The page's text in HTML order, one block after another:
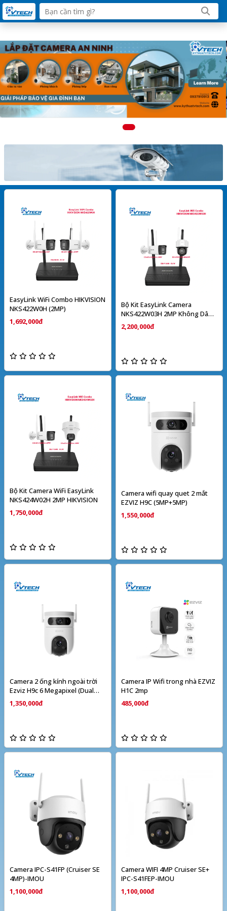
EasyLink WiFi Combo HIKVISION
NKS422W0H (2MP)
1,692,000đ
Bộ Kit EasyLink Camera
NKS422W03H 2MP Không Dây
HIKVISION
2,200,000đ
Bộ Kit Camera WiFi EasyLink
NKS424W02H 2MP HIKVISION
1,750,000đ
Camera wifi quay quet 2 mắt
EZVIZ H9C (5MP+5MP)
1,550,000đ
Camera 2 ống kính ngoài trời
Ezviz H9c 6 Megapixel (Dual
camera)
1,350,000đ
Camera IP Wifi trong nhà EZVIZ
H1C 2mp
485,000đ
Camera IPC-S41FP (Cruiser SE
4MP)-IMOU
1,100,000đ
Camera WIFI 4MP Cruiser SE+
IPC-S41FEP-IMOU
1,100,000đ